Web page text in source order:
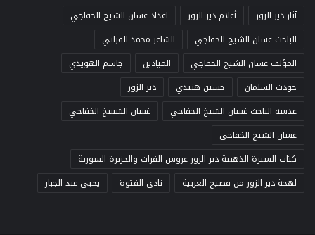
آثار دير الزور أعلام دير الزور
اعداد غسان الشيخ الخفاجي
الباحث غسان الشيخ الخفاجي
الشاعر محمد الفراتي
المؤلف غسان الشيخ الخفاجي
المياذين
جاسم الهويدي
جودت السلمان
حسين هنيدي
دير الزور
عدسة الباحث غسان الشيخ الخفاجي
غسان الشسخ الخفاجي
غسان الشيخ الخفاجي
كتاب السيرة الذهبية دير الزور عروس الفرات والجزيرة السورية
لهجة دير الزور من فصيح العربية
نادي الفتوة يحيى عبد الجبار